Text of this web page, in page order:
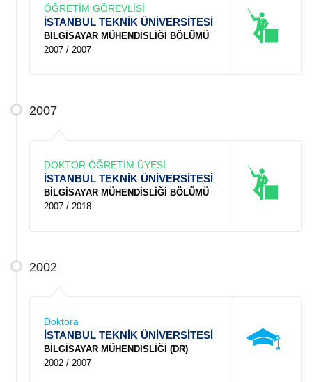
ÖĞRETİM GÖREVLİSİ
İSTANBUL TEKNİK ÜNİVERSİTESİ
BİLGİSAYAR MÜHENDİSLİĞİ BÖLÜMÜ
2007 / 2007
2007
DOKTOR ÖĞRETİM ÜYESİ
İSTANBUL TEKNİK ÜNİVERSİTESİ
BİLGİSAYAR MÜHENDİSLİĞİ BÖLÜMÜ
2007 / 2018
2002
Doktora
İSTANBUL TEKNİK ÜNİVERSİTESİ
BİLGİSAYAR MÜHENDİSLİĞİ (DR)
2002 / 2007